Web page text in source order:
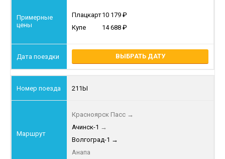
Плацкарт10 179
Купе
14 688
ВЫБРАТЬ ДАТУ
211Ы
Красноярск Пасс →
Ачинск-1 →
Волгоград-1 →
Анапа